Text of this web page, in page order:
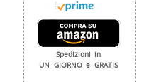
Spedizioni in
UN GIORNO e GRATIS